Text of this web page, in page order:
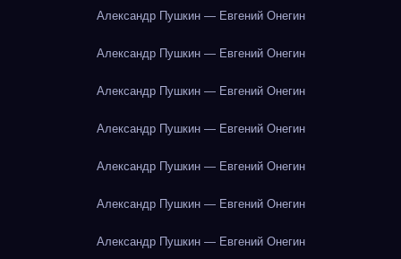
Александр Пушкин — Евгений Онегин
Александр Пушкин — Евгений Онегин
Александр Пушкин — Евгений Онегин
Александр Пушкин — Евгений Онегин
Александр Пушкин — Евгений Онегин
Александр Пушкин — Евгений Онегин
Александр Пушкин — Евгений Онегин